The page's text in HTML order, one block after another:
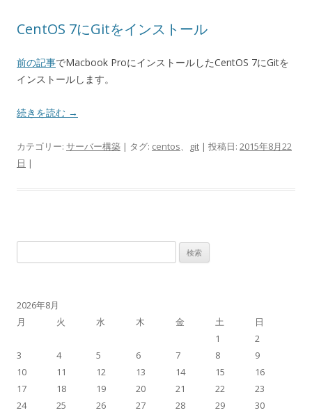
CentOS 7にGitをインストール
前の記事でMacbook ProにインストールしたCentOS 7にGitを
インストールします。
続きを読む →
カテゴリー: サーバー構築 | タグ: centos、 git | 投稿日: 2015年8月22
日 |
索:
2026年8月
月
火 水 木 金 土
日
1
2
3
4 5 6 7 8
9
10
11 12 13 14 15
16
17
18 19 20 21 22
23
24
25 26 27 28 29
30